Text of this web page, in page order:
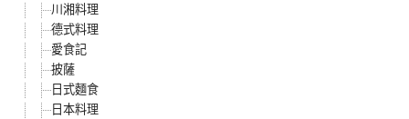
川湘料理
德式料理
愛食記
披薩
日式麵食
日本料理